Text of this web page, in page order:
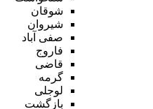
شوقان
شیروان
صفی آباد
فاروج
قاضی
گرمه
لوجلی
بازگشت